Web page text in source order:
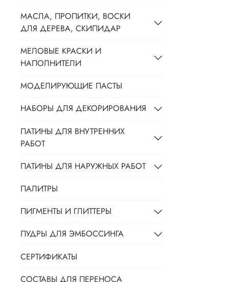
МАСЛА, ПРОПИТКИ, ВОСКИ
ДЛЯ ДЕРЕВА, СКИПИДАР
МЕЛОВЫЕ КРАСКИ И
НАПОЛНИТЕЛИ
МОДЕЛИРУЮЩИЕ ПАСТЫ
НАБОРЫ ДЛЯ ДЕКОРИРОВАНИЯ
ПАТИНЫ ДЛЯ ВНУТРЕННИХ
РАБОТ
ПАТИНЫ ДЛЯ НАРУЖНЫХ РАБОТ
ПАЛИТРЫ
ПИГМЕНТЫ И ГЛИТТЕРЫ
ПУДРЫ ДЛЯ ЭМБОССИНГА
СЕРТИФИКАТЫ
СОСТАВЫ ДЛЯ ПЕРЕНОСА